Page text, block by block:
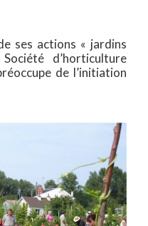
ses actions « jardins
d’horticulture
de l’initiation